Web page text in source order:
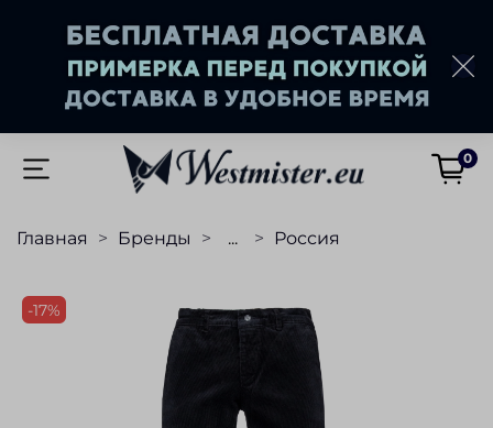
0
Главная Бренды ... Россия
-17%